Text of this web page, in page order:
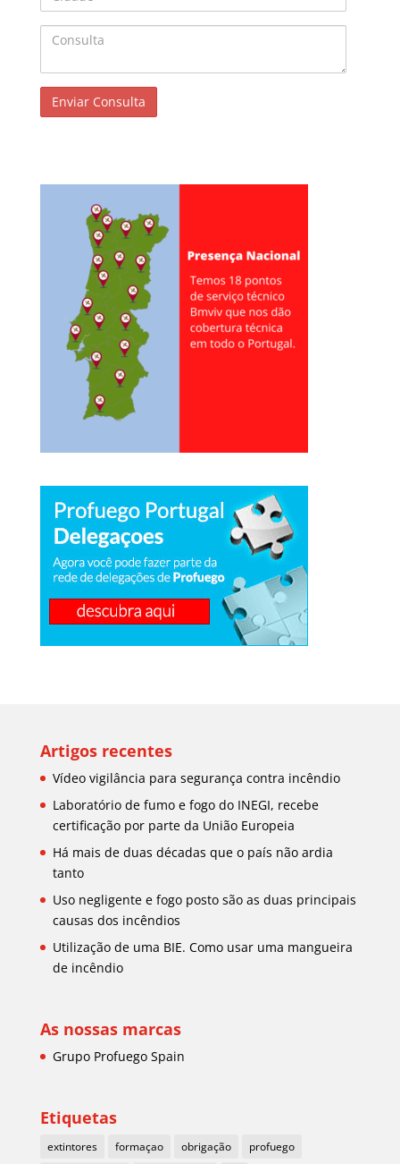
Consulta
Artigos recentes
Vídeo vigilância para segurança contra incêndio
Laboratório de fumo e fogo do INEGI, recebe
certificação por parte da União Europeia
Há mais de duas décadas que o país não ardia
tanto
Uso negligente e fogo posto são as duas principais
causas dos incêndios
Utilização de uma BIE. Como usar uma mangueira
de incêndio
As nossas marcas
Grupo Profuego Spain
Etiquetas
extintores formaçao obrigação profuego